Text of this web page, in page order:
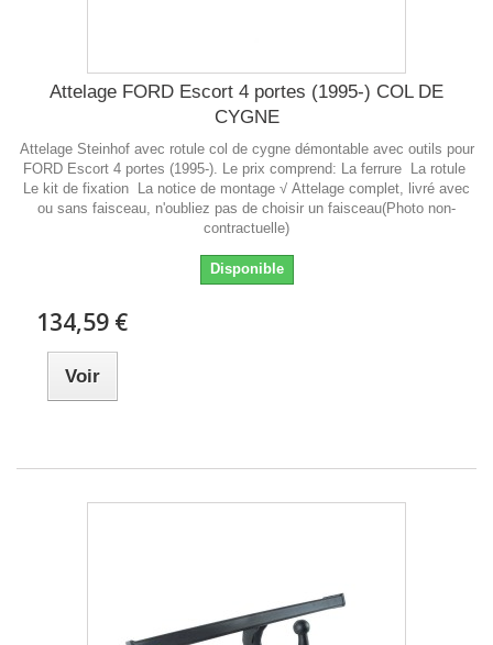
Attelage FORD Escort 4 portes (1995-) COL DE
CYGNE
Attelage Steinhof avec rotule col de cygne démontable avec outils pour
FORD Escort 4 portes (1995-). Le prix comprend: La ferrure La rotule
Le kit de fixation La notice de montage √ Attelage complet, livré avec
ou sans faisceau, n'oubliez pas de choisir un faisceau(Photo non-
contractuelle)
Disponible
134,59 €
Voir